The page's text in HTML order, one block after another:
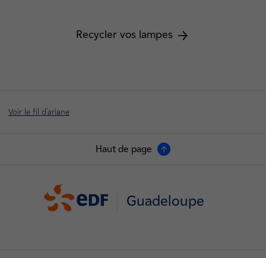
Recycler vos lampes
Voir le fil d'ariane
Haut de page
Guadeloupe